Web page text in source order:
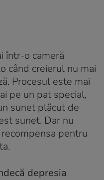
într-o cameră
când creierul nu mai
Procesul este mai
pe un pat special,
sunet plăcut de
sunet. Dar nu
pentru